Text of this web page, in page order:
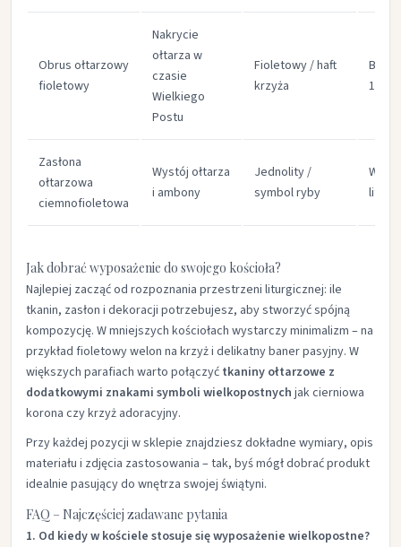
Obrus ołtarzowy
fioletowy
Nakrycie
ołtarza w
czasie
Wielkiego
Postu
Fioletowy / haft
krzyża
100%
Zasłona
ołtarzowa
ciemnofioletowa
Wystój ołtarza
i ambony
Jednolity /
symbol ryby
Welur
Jak dobrać wyposażenie do swojego kościoła?
Najlepiej zacząć od rozpoznania przestrzeni liturgicznej: ile
tkanin, zasłon i dekoracji potrzebujesz, aby stworzyć spójną
kompozycję. W mniejszych kościołach wystarczy minimalizm – na
przykład fioletowy welon na krzyż i delikatny baner pasyjny. W
większych parafiach warto połączyć tkaniny ołtarzowe z
dodatkowymi znakami symboli wielkopostnych jak cierniowa
korona czy krzyż adoracyjny.
Przy każdej pozycji w sklepie znajdziesz dokładne wymiary, opis
materiału i zdjęcia zastosowania – tak, byś mógł dobrać produkt
idealnie pasujący do wnętrza swojej świątyni.
FAQ – Najczęściej zadawane pytania
1. Od kiedy w kościele stosuje się wyposażenie wielkopostne?